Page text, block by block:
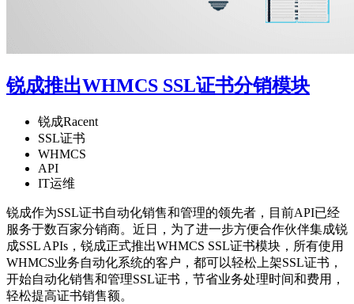
锐成推出WHMCS SSL证书分销模块
锐成Racent
SSL证书
WHMCS
API
IT运维
锐成作为SSL证书自动化销售和管理的领先者，目前API已经
服务于数百家分销商。近日，为了进一步方便合作伙伴集成锐
成SSL APIs，锐成正式推出WHMCS SSL证书模块，所有使用
WHMCS业务自动化系统的客户，都可以轻松上架SSL证书，
开始自动化销售和管理SSL证书，节省业务处理时间和费用，
轻松提高证书销售额。